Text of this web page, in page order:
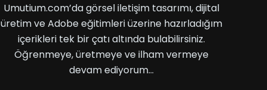
Umutium.com’da görsel iletişim tasarımı, dijital
üretim ve Adobe eğitimleri üzerine hazırladığım
içerikleri tek bir çatı altında bulabilirsiniz.
Öğrenmeye, üretmeye ve ilham vermeye
devam ediyorum…